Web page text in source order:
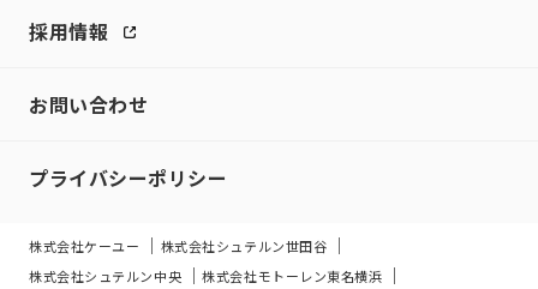
採用情報
お問い合わせ
プライバシーポリシー
株式会社ケーユー
株式会社シュテルン世田谷
株式会社シュテルン中央
株式会社モトーレン東名横浜